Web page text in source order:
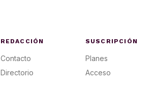
REDACCIÓN
Contacto
Directorio
SUSCRIPCIÓN
Planes
Acceso